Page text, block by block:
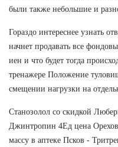
были также небольшие и
Гораздо интереснее узнать
начнет продавать все
иен и что будет тогда
тренажере Положение
смещении нагрузки на
Станозолол со скидкой
Джинтропин 4Ед цена
массу в аптеке Псков -